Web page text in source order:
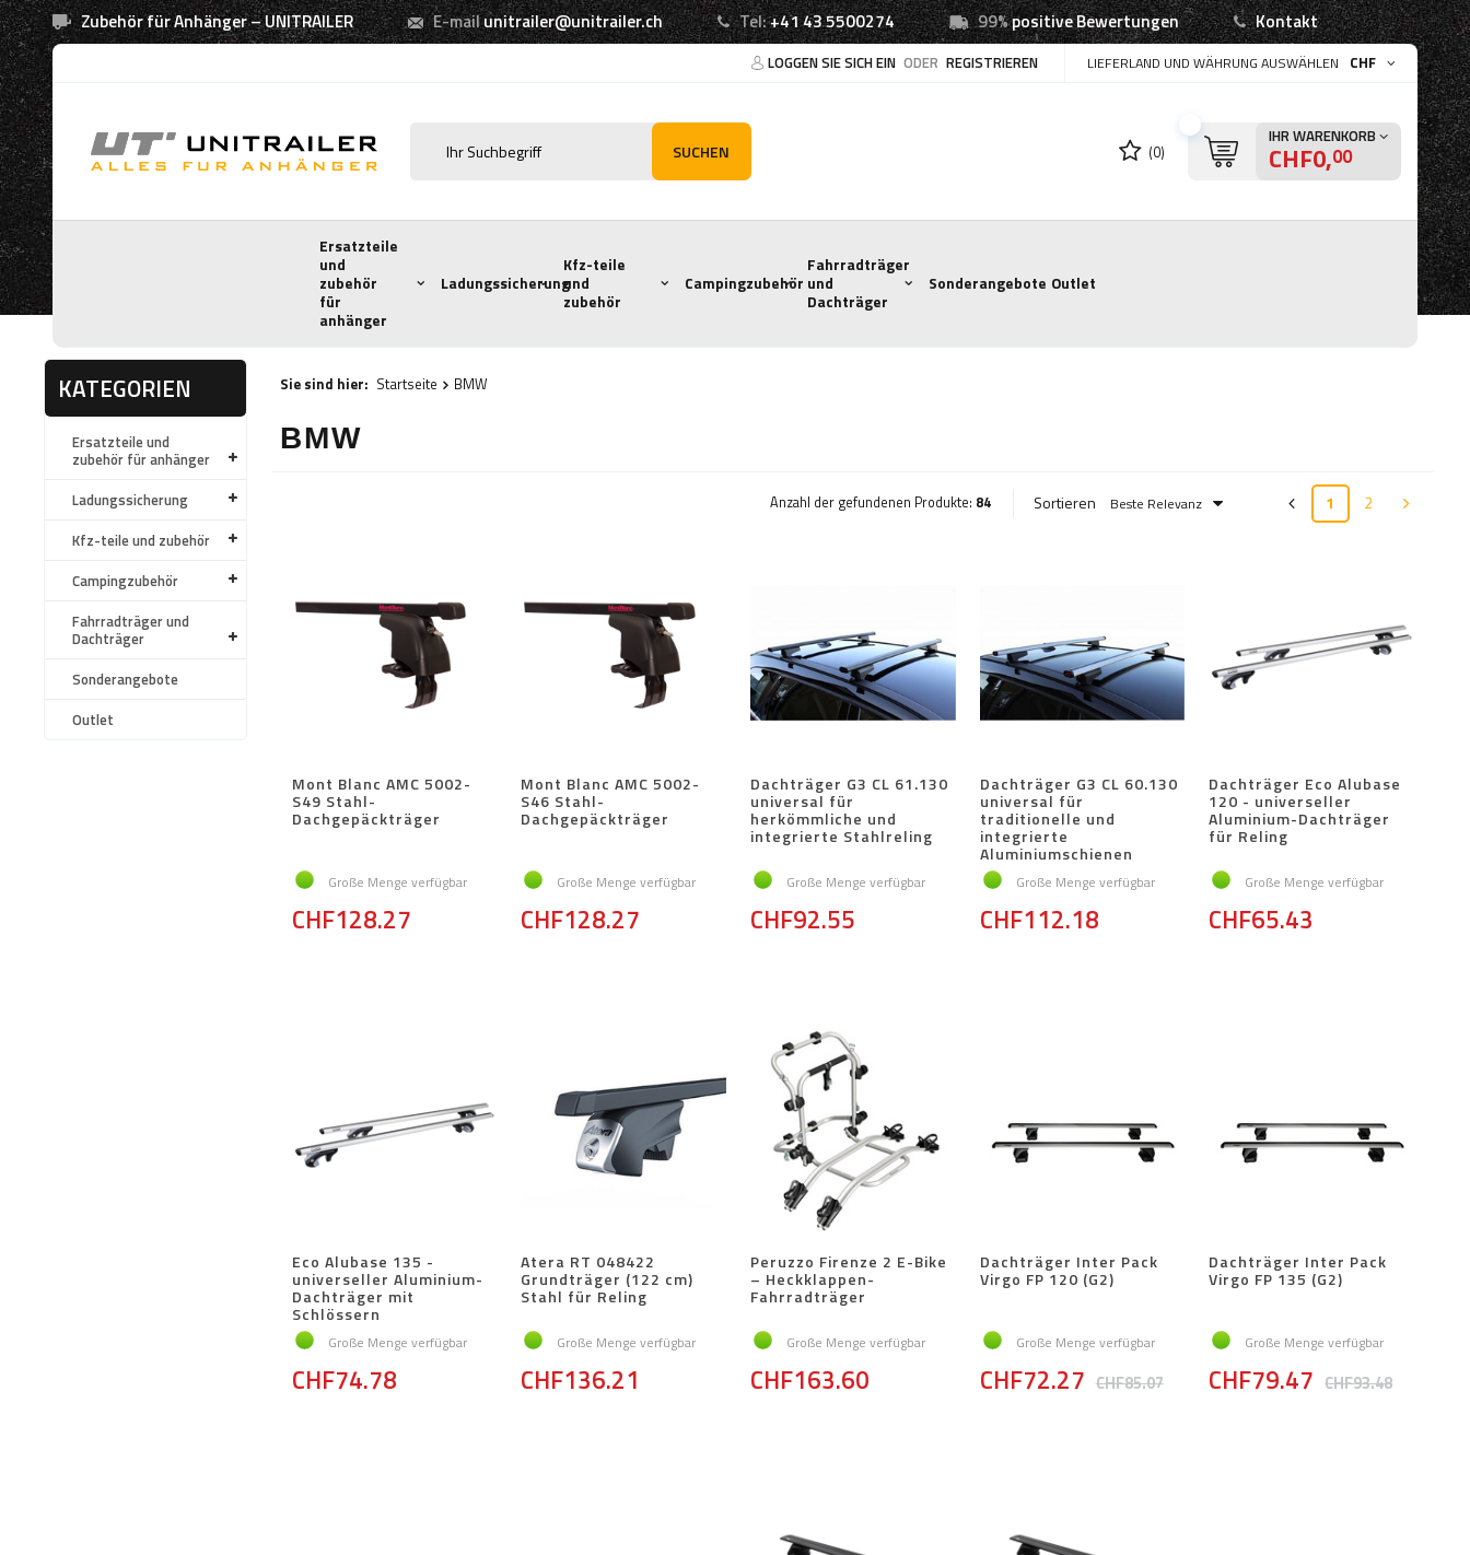
Zubehör für Anhänger – UNITRAILER E-mailunitrailer@unitrailer.ch Tel:+41 43 5500274 99%positive Bewertungen Kontakt
LOGGEN SIE SICH EIN ODER REGISTRIEREN LIEFERLAND UND WÄHRUNG AUSWÄHLEN CHF
SUCHEN (0)
IHR WARENKORB
CHF0,00
Ersatzteile
und
zubehör
für
anhänger
Ladungssicherung
Kfz-teile
und
zubehör
Campingzubehör
Fahrradträger
und
Dachträger
Sonderangebote Outlet
KATEGORIEN
Ersatzteile und
zubehör für anhänger
Ladungssicherung
Kfz-teile und zubehör
Campingzubehör
Fahrradträger und
Dachträger
Sonderangebote
Outlet
Sie sind hier: Startseite BMW
BMW
Anzahl der gefundenen Produkte: 84 Sortieren Beste Relevanz 1 2
Mont Blanc AMC 5002-
S49 Stahl-
Dachgepäckträger
Große Menge verfügbar
CHF128.27
Mont Blanc AMC 5002-
S46 Stahl-
Dachgepäckträger
Große Menge verfügbar
CHF128.27
Dachträger G3 CL 61.130
universal für
herkömmliche und
integrierte Stahlreling
Große Menge verfügbar
CHF92.55
Dachträger G3 CL 60.130
universal für
traditionelle und
integrierte
Aluminiumschienen
Große Menge verfügbar
CHF112.18
Dachträger Eco Alubase
120 - universeller
Aluminium-Dachträger
für Reling
Große Menge verfügbar
CHF65.43
Eco Alubase 135 -
universeller Aluminium-
Dachträger mit
Schlössern
Große Menge verfügbar
CHF74.78
Atera RT 048422
Grundträger (122 cm)
Stahl für Reling
Große Menge verfügbar
CHF136.21
Peruzzo Firenze 2 E-Bike
– Heckklappen-
Fahrradträger
Große Menge verfügbar
CHF163.60
Dachträger Inter Pack
Virgo FP 120 (G2)
Große Menge verfügbar
CHF85.07
CHF72.27
Dachträger Inter Pack
Virgo FP 135 (G2)
Große Menge verfügbar
CHF93.48
CHF79.47